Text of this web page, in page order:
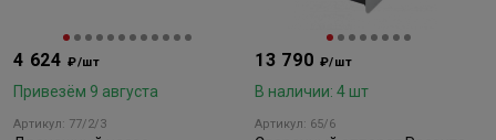
4 624 ₽/шт
Привезём 9 августа
Артикул: 77/2/3
13 790 ₽/шт
В наличии: 4 шт
Артикул: 65/6